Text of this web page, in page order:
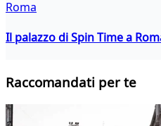
Roma
Il palazzo di Spin Time a
Raccomandati per te